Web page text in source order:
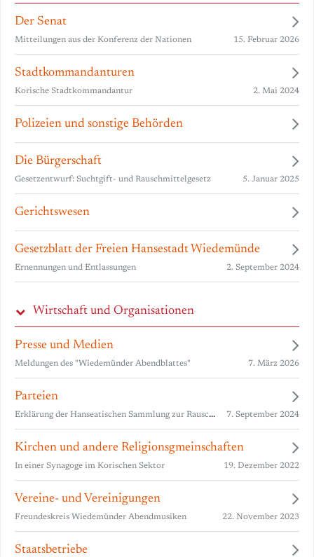
Der Senat
Mitteilungen aus der Konferenz der Nationen 15. Februar 2026
Stadtkommandanturen
Korische Stadtkommandantur 2. Mai 2024
Polizeien und sonstige Behörden
Die Bürgerschaft
Gesetzentwurf: Suchtgift- und Rauschmittelgesetz 5. Januar 2025
Gerichtswesen
Gesetzblatt der Freien Hansestadt Wiedemünde
Ernennungen und Entlassungen 2. September 2024
Wirtschaft und Organisationen
Presse und Medien
Meldungen des "Wiedemünder Abendblattes" 7. März 2026
Parteien
Erklärung der Hanseatischen Sammlung zur Rauschgiftproblematik 7. September 2024
Kirchen und andere Religionsgmeinschaften
In einer Synagoge im Korischen Sektor 19. Dezember 2022
Vereine- und Vereinigungen
Freundeskreis Wiedemünder Abendmusiken 22. November 2023
Staatsbetriebe